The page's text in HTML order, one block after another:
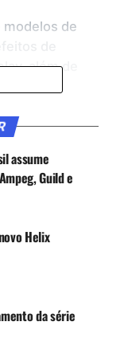
de
além de
intuitivos,
em casa
de
através de
assume
Guild e
Helix
da série